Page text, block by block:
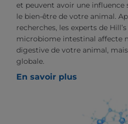
et peuvent avoir une influence
le bien-être de votre animal.
recherches, les experts de
microbiome intestinal affecte
digestive de votre animal,
globale.
En savoir plus